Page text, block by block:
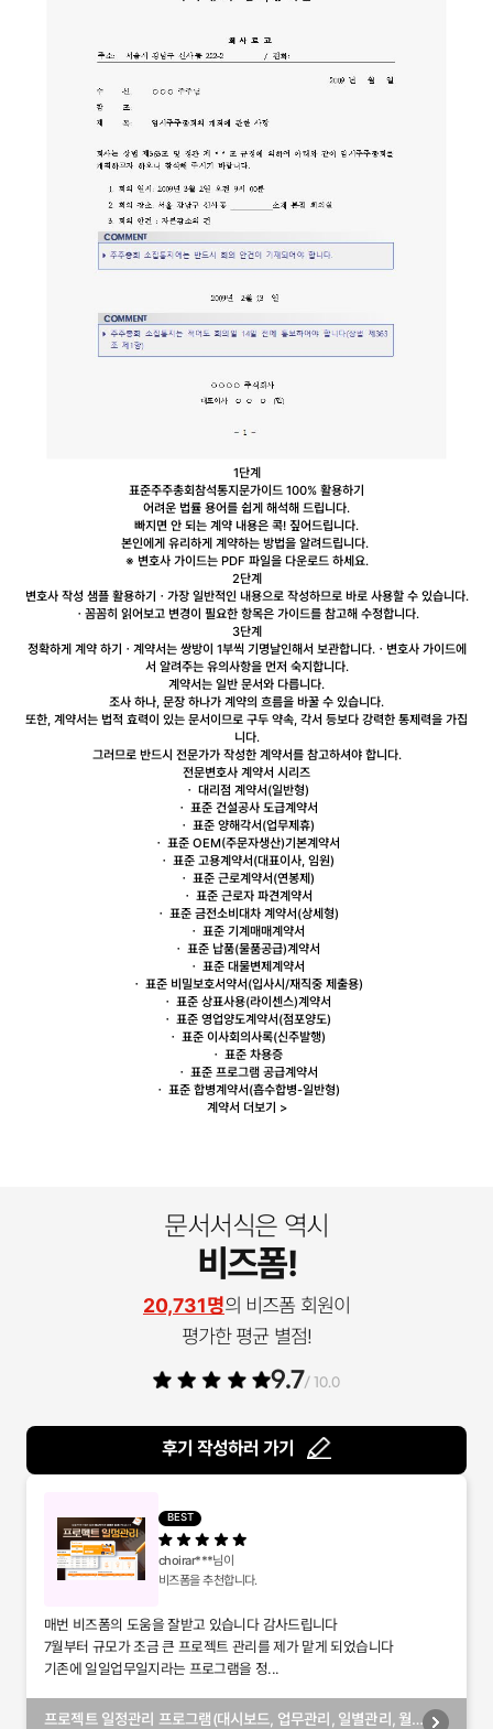
1단계
표준주주총회참석통지문가이드 100% 활용하기
어려운 법률 용어를 쉽게 해석해 드립니다.
빠지면 안 되는 계약 내용은 콕! 짚어드립니다.
본인에게 유리하게 계약하는 방법을 알려드립니다.
※ 변호사 가이드는 PDF 파일을 다운로드 하세요.
2단계
변호사 작성 샘플 활용하기 ㆍ가장 일반적인 내용으로 작성하므로 바로 사용할 수 있습니다.
ㆍ꼼꼼히 읽어보고 변경이 필요한 항목은 가이드를 참고해 수정합니다.
3단계
정확하게 계약 하기 ㆍ계약서는 쌍방이 1부씩 기명날인해서 보관합니다.ㆍ변호사 가이드에
서 알려주는 유의사항을 먼저 숙지합니다.
계약서는 일반 문서와 다릅니다.
조사 하나, 문장 하나가 계약의 흐름을 바꿀 수 있습니다.
또한, 계약서는 법적 효력이 있는 문서이므로 구두 약속, 각서 등보다 강력한 통제력을 가집
니다.
그러므로 반드시 전문가가 작성한 계약서를 참고하셔야 합니다.
전문변호사 계약서 시리즈
ㆍ 대리점 계약서(일반형)
ㆍ 표준 건설공사 도급계약서
ㆍ 표준 양해각서 (업무제휴)
ㆍ 표준 OEM(주문자생산)기본계약서
ㆍ 표준 고용계약서(대표이사, 임원)
ㆍ 표준 근로계약서(연봉제)
ㆍ 표준 근로자 파견계약서
ㆍ 표준 금전소비대차계약서(상세형)
ㆍ 표준 기계매매계약서
ㆍ 표준 납품(물품공급)계약서
ㆍ 표준 대물변제 계약서
ㆍ 표준 비밀보호서약서(입사시/재직중 제출용)
ㆍ 표준 상표사용(라이센스)계약서
ㆍ 표준 영업양도계약서(점포양도)
ㆍ 표준 이사회의사록(신주발행)
ㆍ 표준 차용증
ㆍ 표준 프로그램 공급계약서
ㆍ 표준 합병계약서(흡수합병-일반형)
계약서 더보기 >
문서서식은 역시
비즈폼!
20,731명의 비즈폼 회원이
평가한 평균 별점!
9.7/ 10.0
후기 작성하러 가기
BEST
choirar***님이
비즈폼을 추천합니다.
매번 비즈폼의 도움을 잘받고 있습니다 감사드립니다
7월부터 규모가 조금 큰 프로젝트 관리를 제가 맡게 되었습니다
기존에 일일업무일지라는 프로그램을 정...
프로젝트 일정관리 프로그램(대시보드, 업무관리, 일별관리, 월